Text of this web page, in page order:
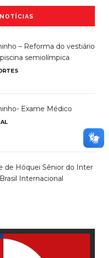
– Reforma do vestiário
semiolímpica
Exame Médico
de Hóquei Sênior do Inter
Internacional